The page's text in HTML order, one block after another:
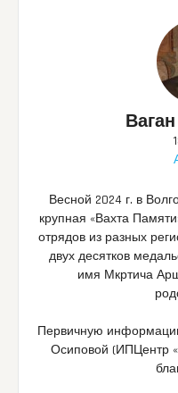
Весной 2024 г. в
крупная «Вахта
отрядов из разных
двух десятков
имя Мкртича
Первичную
Осиповой (ИПЦентр